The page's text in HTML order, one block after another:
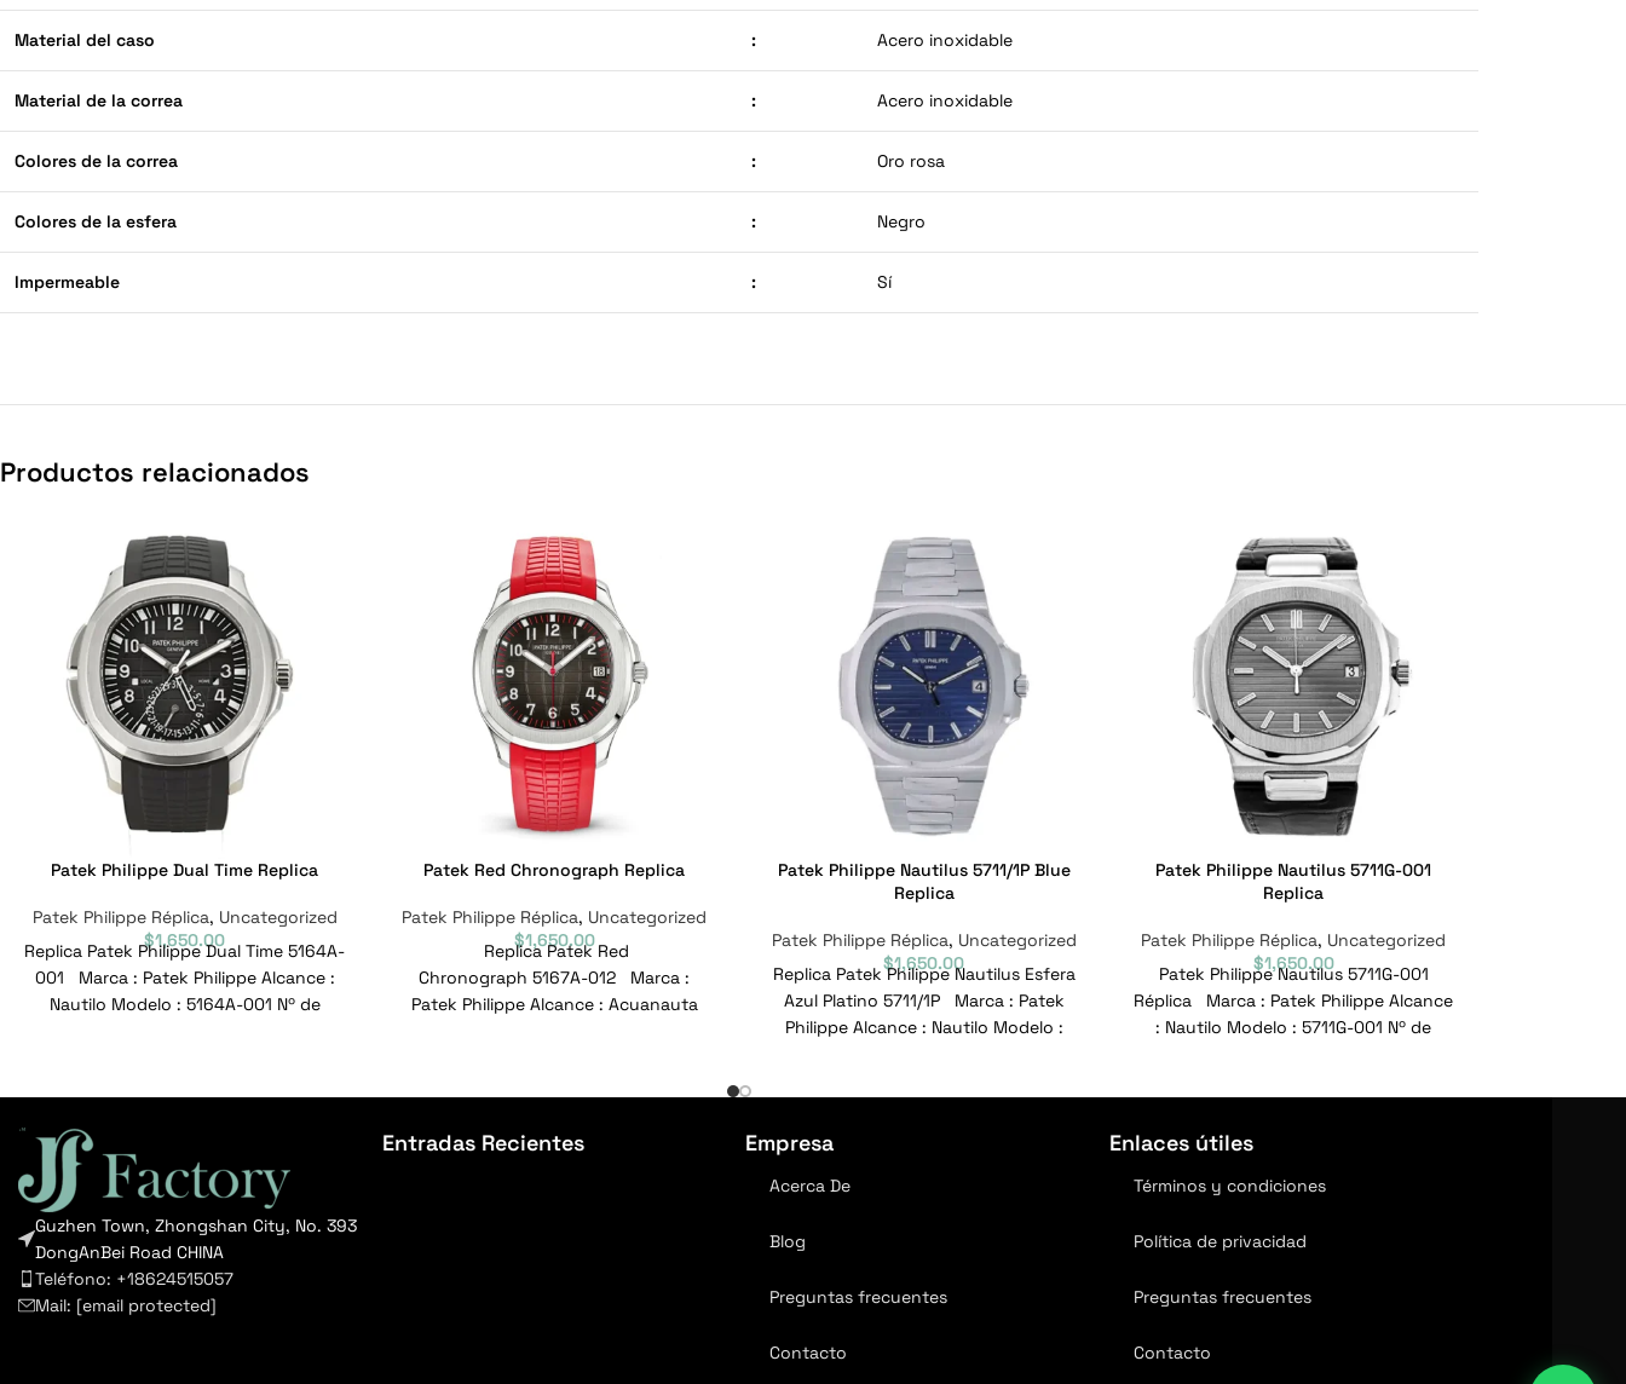
Material del caso : Acero inoxidable
Material de la correa : Acero inoxidable
Colores de la correa : Oro rosa
Colores de la esfera : Negro
Impermeable : Sí
Productos relacionados
Patek Philippe Dual Time Replica
Patek Philippe Réplica, Uncategorized
$1,650.00
Replica Patek Philippe Dual Time 5164A-
001 Marca : Patek Philippe Alcance :
Nautilo Modelo : 5164A-001 Nº de
Patek Red Chronograph Replica
Patek Philippe Réplica, Uncategorized
$1,650.00
Replica Patek Red
Chronograph 5167A-012 Marca :
Patek Philippe Alcance : Acuanauta
Patek Philippe Nautilus 5711/1P Blue
Replica
Patek Philippe Réplica, Uncategorized
$1,650.00
Replica Patek Philippe Nautilus Esfera
Azul Platino 5711/1P Marca : Patek
Philippe Alcance : Nautilo Modelo :
Patek Philippe Nautilus 5711G-001
Replica
Patek Philippe Réplica, Uncategorized
$1,650.00
Patek Philippe Nautilus 5711G-001
Réplica Marca : Patek Philippe Alcance
: Nautilo Modelo : 5711G-001 Nº de
Guzhen Town, Zhongshan City, No. 393
DongAnBei Road CHINA
Teléfono: +18624515057
Mail: [email protected]
Entradas Recientes Empresa
Acerca De
Blog
Preguntas frecuentes
Contacto
Enlaces útiles
Términos y condiciones
Política de privacidad
Preguntas frecuentes
Contacto